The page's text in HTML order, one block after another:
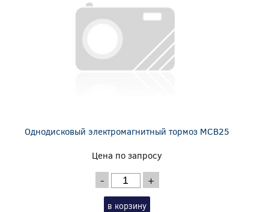
Однодисковый электромагнитный тормоз MCB25
Цена по запросу
- +
в корзину